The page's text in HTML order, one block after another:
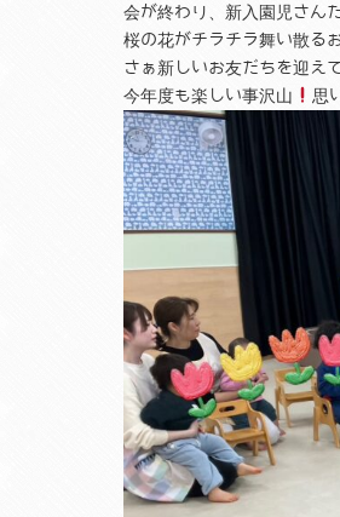
会が終わり、新入園児さん
桜の花がチラチラ舞い散る
さぁ新しいお友だちを迎え
今年度も楽しい事沢山
思